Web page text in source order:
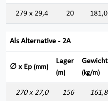
279 x 29,4 20 181,0
Als Alternative - 2A
∅ x Ep (mm)
Lager
(m)
Gewicht
(kg/m)
270 x 27,0 156 161,8